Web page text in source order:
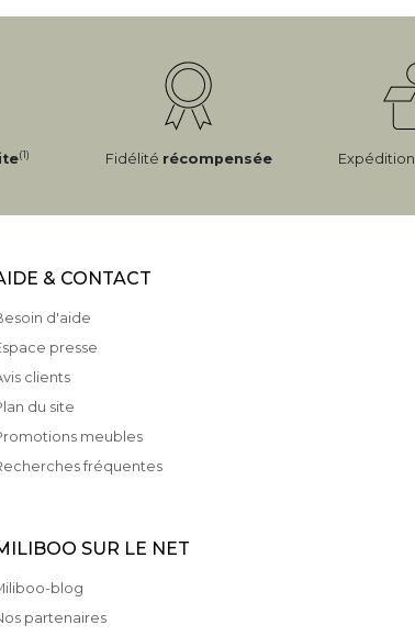
(1) Fidélité récompensée Expédition
& CONTACT
d'aide
presse
clients
du site
meubles
fréquentes
SUR LE NET
blog
partenaires